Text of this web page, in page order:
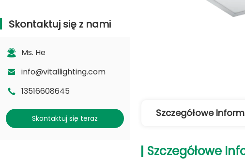
Skontaktuj się z nami
Ms. He
info@vitallighting.com
13516608645
Skontaktuj się teraz Szczegółowe
Szczegółowe